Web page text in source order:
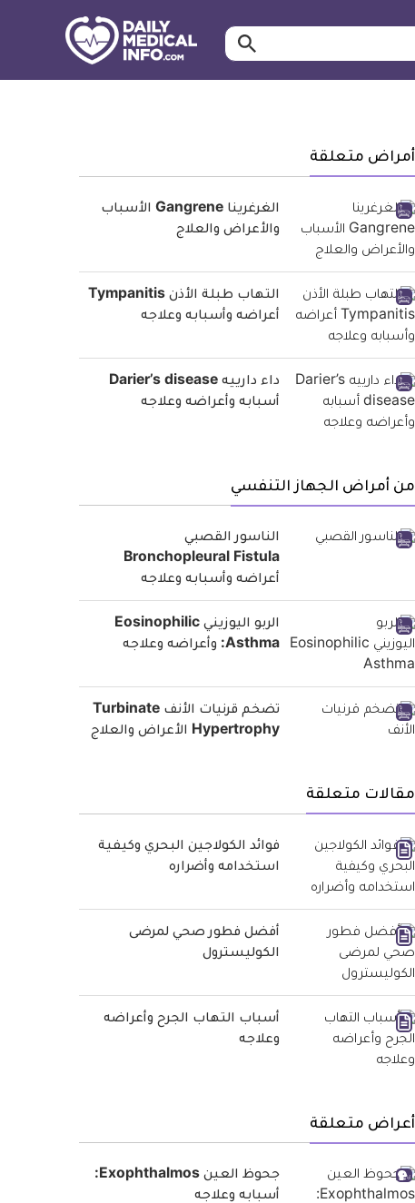
ابحث…
أمراض متعلقة
الغرغرينا Gangrene الأسباب
والأعراض والعلاج
التهاب طبلة الأذن Tympanitis
أعراضه وأسبابه وعلاجه
داء دارييه Darier’s disease
أسبابه وأعراضه وعلاجه
من أمراض الجهاز التنفسي
الناسور القصبي
Bronchopleural Fistula
أعراضه وأسبابه وعلاجه
الربو اليوزيني Eosinophilic
Asthma: وأعراضه وعلاجه
تضخم قرنيات الأنف Turbinate
Hypertrophy الأعراض والعلاج
مقالات متعلقة
فوائد الكولاجين البحري وكيفية
استخدامه وأضراره
أفضل فطور صحي لمرضى
الكوليسترول
أسباب التهاب الجرح وأعراضه
وعلاجه
أعراض متعلقة
جحوظ العين Exophthalmos:
أسبابه وعلاجه